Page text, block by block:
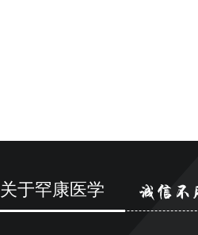
关于罕康医学